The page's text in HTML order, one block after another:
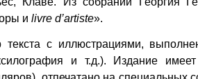
и livre d’artiste».
с иллюстрациями,
и т.д.). Издание имеет